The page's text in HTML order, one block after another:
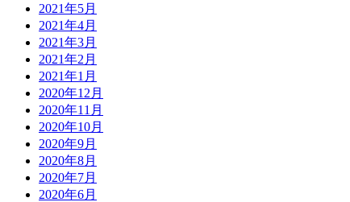
2021年5月
2021年4月
2021年3月
2021年2月
2021年1月
2020年12月
2020年11月
2020年10月
2020年9月
2020年8月
2020年7月
2020年6月